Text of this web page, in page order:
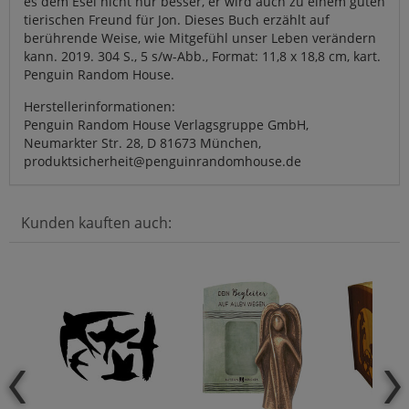
tierischen Freund für Jon. Dieses Buch erzählt auf
berührende Weise, wie Mitgefühl unser Leben verändern
kann. 2019. 304 S., 5 s/w-Abb., Format: 11,8 x 18,8 cm, kart.
Penguin Random House.
Herstellerinformationen:
Penguin Random House Verlagsgruppe GmbH,
Neumarkter Str. 28, D 81673 München,
produktsicherheit@penguinrandomhouse.de
Kunden kauften auch: